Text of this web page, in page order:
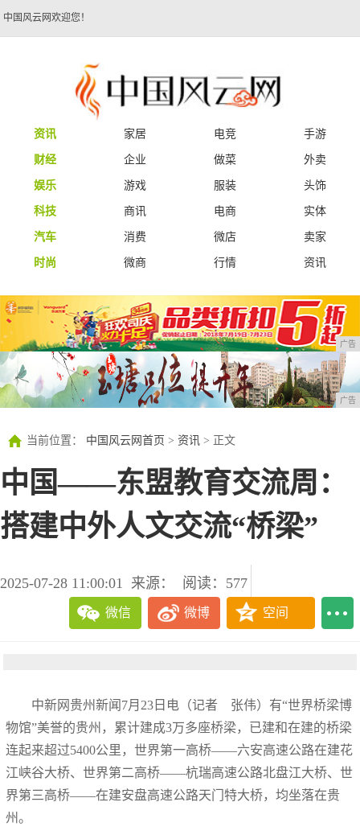
中国风云网欢迎您！
资讯 家居 电竞
手游
财经
企业 做菜
外卖
娱乐
游戏 服装
头饰
科技
商讯 电商
实体
汽车
消费 微店
卖家
时尚
微商 行情 资讯
广告
广告
当前位置： 中国风云网首页 > 资讯 > 正文
中国——东盟教育交流周：
搭建中外人文交流“桥梁”
2025-07-28 11:00:01 来源： 阅读：577
微信 微博 空间
中新网贵州新闻7月23日电（记者 张伟）有“世界桥梁博
物馆”美誉的贵州，累计建成3万多座桥梁，已建和在建的桥梁
连起来超过5400公里，世界第一高桥——六安高速公路在建花
江峡谷大桥、世界第二高桥——杭瑞高速公路北盘江大桥、世
界第三高桥——在建安盘高速公路天门特大桥，均坐落在贵
州。